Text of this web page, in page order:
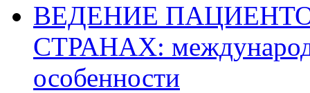
ВЕДЕНИЕ
СТРАНАХ:
особенности